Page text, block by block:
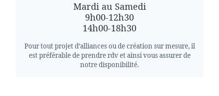
Mardi au Samedi
9h00-12h30
14h00-18h30
Pour tout projet d’alliances ou de création sur mesure, il
est préférable de prendre rdv et ainsi vous assurer de
notre disponibilité.